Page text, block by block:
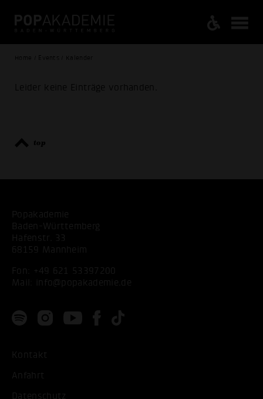
Home / Events / Kalender
Leider keine Einträge vorhanden.
top
Popakademie
Baden-Württemberg
Hafenstr. 33
68159 Mannheim
Fon:
+49 621 53397200
Mail:
info@popakademie.de
Kontakt
Anfahrt
Datenschutz